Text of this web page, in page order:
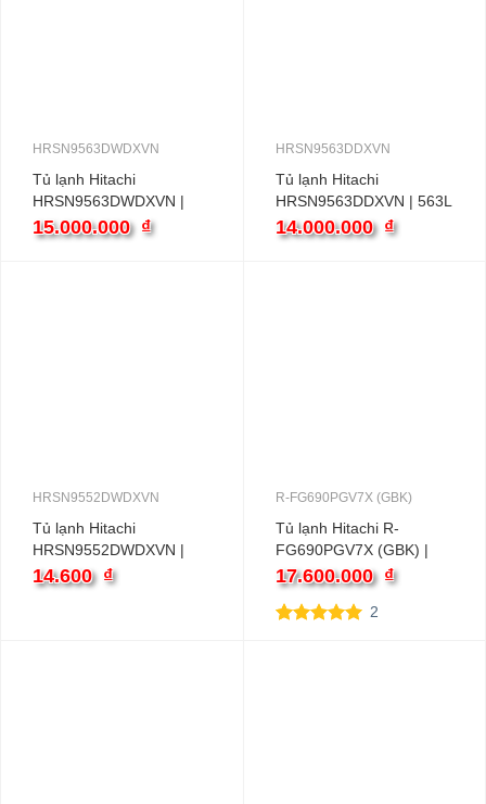
HRSN9563DWDXVN
Tủ lạnh Hitachi
HRSN9563DWDXVN |
560L 2 cánh inverter
15.000.000 ₫
HRSN9563DDXVN
Tủ lạnh Hitachi
HRSN9563DDXVN | 563L
2 cánh inverter
14.000.000 ₫
HRSN9552DWDXVN
Tủ lạnh Hitachi
HRSN9552DWDXVN |
525L 2 cánh inverter
14.600 ₫
R-FG690PGV7X (GBK)
Tủ lạnh Hitachi R-
FG690PGV7X (GBK) |
550L 2 cánh inverter
17.600.000 ₫
2